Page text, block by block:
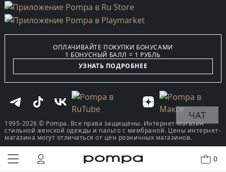
0
КУПИТЬ В ОДИН КЛИК
ОПЛАЧИВАЙТЕ ПОКУПКИ БОНУСАМИ
1 БОНУСНЫЙ БАЛЛ = 1 РУБЛЬ
УЗНАТЬ ПОДРОБНЕЕ
1995-2026 © Pompa. Все права защищены. Интернет-магазин
стильной женской одежды и пальто с мембраной. Цены интернет-
магазина могут отличаться от цен розничных магазинов.
ЧАТ